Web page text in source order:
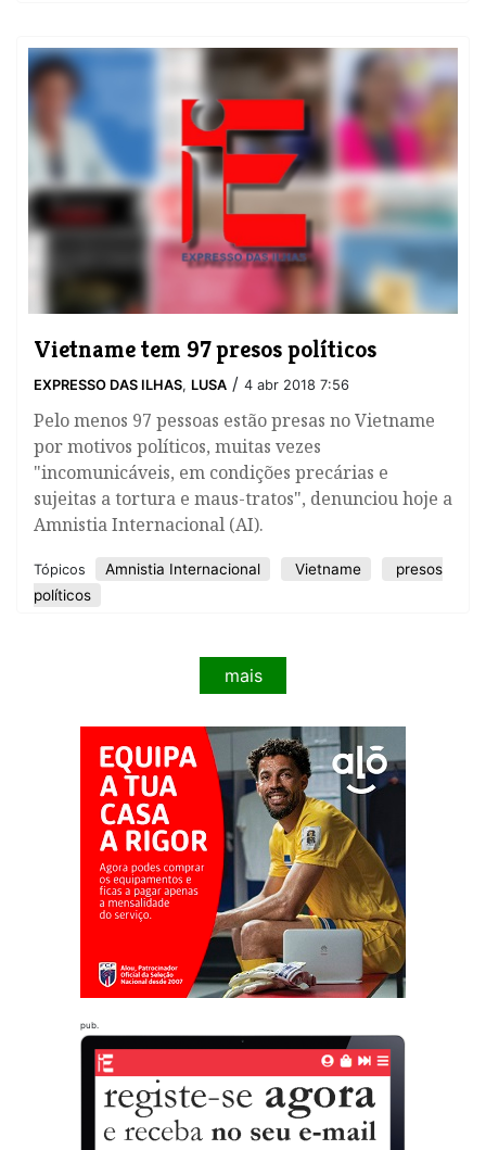
Vietname tem 97 presos políticos
EXPRESSO DAS ILHAS, LUSA / 4 abr 2018 7:56
Pelo menos 97 pessoas estão presas no Vietname
por motivos políticos, muitas vezes
"incomunicáveis, em condições precárias e
sujeitas a tortura e maus-tratos", denunciou hoje a
Amnistia Internacional (AI).
Tópicos Amnistia Internacional Vietname
presos
políticos
mais
pub.